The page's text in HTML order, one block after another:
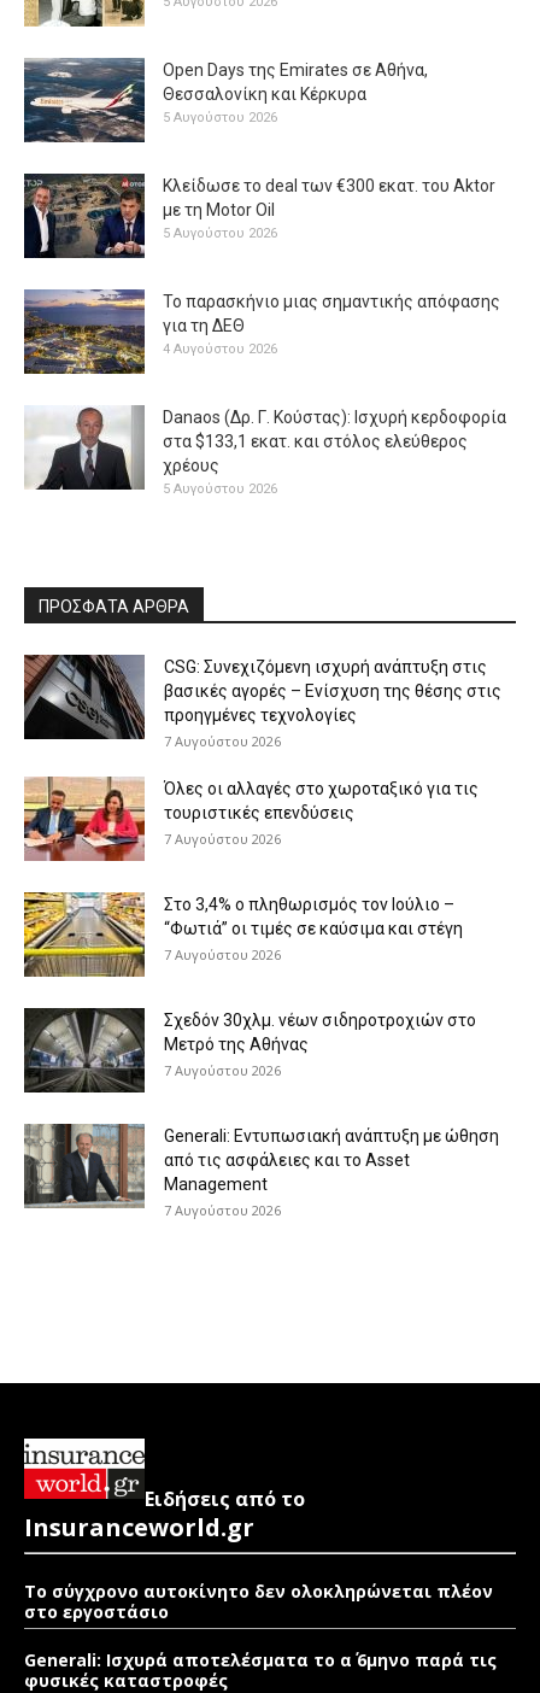
Open Days της Emirates σε Αθήνα,
Θεσσαλονίκη και Κέρκυρα
5 Αυγούστου 2026
Κλείδωσε το deal των €300 εκατ. του Aktor
με τη Μotor Oil
5 Αυγούστου 2026
Το παρασκήνιο μιας σημαντικής απόφασης
για τη ΔΕΘ
4 Αυγούστου 2026
Danaos (Δρ. Γ. Κούστας): Ισχυρή κερδοφορία
στα $133,1 εκατ. και στόλος ελεύθερος
χρέους
5 Αυγούστου 2026
ΠΡΟΣΦΑΤΑ ΑΡΘΡΑ
CSG: Συνεχιζόμενη ισχυρή ανάπτυξη στις
βασικές αγορές – Ενίσχυση της θέσης στις
προηγμένες τεχνολογίες
7 Αυγούστου 2026
Όλες οι αλλαγές στο χωροταξικό για τις
τουριστικές επενδύσεις
7 Αυγούστου 2026
Στο 3,4% ο πληθωρισμός τον Ιούλιο –
“Φωτιά” οι τιμές σε καύσιμα και στέγη
7 Αυγούστου 2026
Σχεδόν 30χλμ. νέων σιδηροτροχιών στο
Μετρό της Αθήνας
7 Αυγούστου 2026
Generali: Eντυπωσιακή ανάπτυξη με ώθηση
από τις ασφάλειες και το Asset
Management
7 Αυγούστου 2026
Ειδήσεις από το
Insuranceworld.gr
Το σύγχρονο αυτοκίνητο δεν ολοκληρώνεται πλέον
στο εργοστάσιο
Generali: Ισχυρά αποτελέσματα το α΄ 6μηνο παρά τις
φυσικές καταστροφές